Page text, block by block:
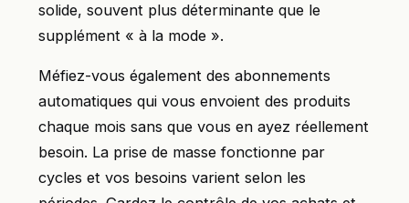
solide, souvent plus déterminante que le
supplément « à la mode ».
Méfiez-vous également des abonnements
automatiques qui vous envoient des produits
chaque mois sans que vous en ayez réellement
besoin. La prise de masse fonctionne par
cycles et vos besoins varient selon les